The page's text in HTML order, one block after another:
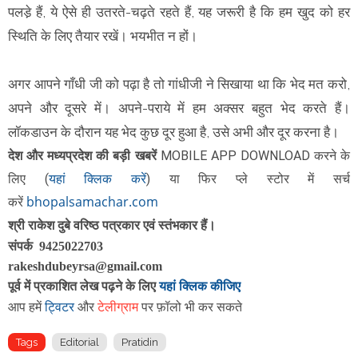
पलडे़ हैं, ये ऐसे ही उतरते-चढ़ते रहते हैं, यह जरूरी है कि हम खुद को हर
स्थिति के लिए तैयार रखें। भयभीत न हों।
अगर आपने गाँधी जी को पढ़ा है तो गांधीजी ने सिखाया था कि भेद मत करो,
अपने और दूसरे में। अपने-पराये में हम अक्सर बहुत भेद करते हैं।
लॉकडाउन के दौरान यह भेद कुछ दूर हुआ है, उसे अभी और दूर करना है।
देश और मध्यप्रदेश की बड़ी खबरें MOBILE APP DOWNLOAD करने के
लिए (यहां क्लिक करें) या फिरप्ले स्टोर में सर्च
करें bhopalsamachar.com
श्री राकेश दुबे वरिष्ठ पत्रकार एवं स्तंभकार हैं।
संपर्क 9425022703
rakeshdubeyrsa@gmail.com
पूर्व में प्रकाशित लेख पढ़ने के लिएयहां क्लिक कीजिए
आप हमेंट्विटरऔरटेलीग्रामपर फ़ॉलो भी कर सकते
Tags Editorial Pratidin